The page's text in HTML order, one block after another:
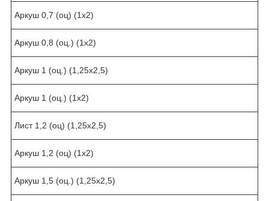
Аркуш 0,7 (оц) (1х2)
Аркуш 0,8 (оц.) (1х2)
Аркуш 1 (оц.) (1,25х2,5)
Аркуш 1 (оц.) (1х2)
Лист 1,2 (оц) (1,25х2,5)
Аркуш 1,2 (оц) (1х2)
Аркуш 1,5 (оц.) (1,25х2,5)